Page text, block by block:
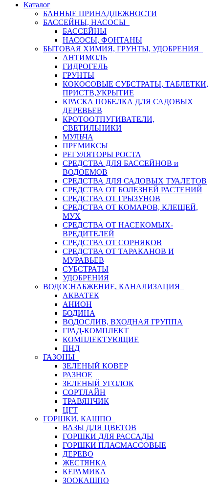
Каталог
БАННЫЕ ПРИНАДЛЕЖНОСТИ
БАССЕЙНЫ, НАСОСЫ
БАССЕЙНЫ
НАСОСЫ, ФОНТАНЫ
БЫТОВАЯ ХИМИЯ, ГРУНТЫ, УДОБРЕНИЯ
АНТИМОЛЬ
ГИДРОГЕЛЬ
ГРУНТЫ
КОКОСОВЫЕ СУБСТРАТЫ, ТАБЛЕТКИ,
ПРИСТВ,УКРЫТИЕ
КРАСКА ПОБЕЛКА ДЛЯ САДОВЫХ
ДЕРЕВЬЕВ
КРОТООТПУГИВАТЕЛИ,
СВЕТИЛЬНИКИ
МУЛЬЧА
ПРЕМИКСЫ
РЕГУЛЯТОРЫ РОСТА
СРЕДСТВА ДЛЯ БАССЕЙНОВ и
ВОДОЕМОВ
СРЕДСТВА ДЛЯ САДОВЫХ ТУАЛЕТОВ
СРЕДСТВА ОТ БОЛЕЗНЕЙ РАСТЕНИЙ
СРЕДСТВА ОТ ГРЫЗУНОВ
СРЕДСТВА ОТ КОМАРОВ, КЛЕЩЕЙ,
МУХ
СРЕДСТВА ОТ НАСЕКОМЫХ-
ВРЕДИТЕЛЕЙ
СРЕДСТВА ОТ СОРНЯКОВ
СРЕДСТВА ОТ ТАРАКАНОВ И
МУРАВЬЕВ
СУБСТРАТЫ
УДОБРЕНИЯ
ВОДОСНАБЖЕНИЕ, КАНАЛИЗАЦИЯ
АКВАТЕК
АНИОН
БОДИНА
ВОДОСЛИВ, ВХОДНАЯ ГРУППА
ГРАД-КОМПЛЕКТ
КОМПЛЕКТУЮЩИЕ
ПНД
ГАЗОНЫ
ЗЕЛЕНЫЙ КОВЕР
РАЗНОЕ
ЗЕЛЕНЫЙ УГОЛОК
СОРТЛАЙН
ТРАВЯНЧИК
ЦГТ
ГОРШКИ, КАШПО
ВАЗЫ ДЛЯ ЦВЕТОВ
ГОРШКИ ДЛЯ РАССАДЫ
ГОРШКИ ПЛАСМАССОВЫЕ
ДЕРЕВО
ЖЕСТЯНКА
КЕРАМИКА
ЗООКАШПО